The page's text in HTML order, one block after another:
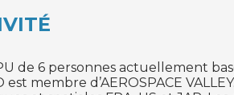
de 6 personnes actuellement
membre d’AEROSPACE